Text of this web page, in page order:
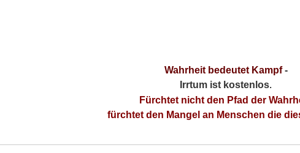
Wahrheit bedeutet Kampf-
Irrtum ist kostenlos.
Fürchtet nicht den Pfad der
fürchtet den Mangel an Menschen die